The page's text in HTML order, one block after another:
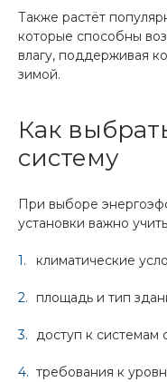
Также растёт
которые способны
влагу, поддерживая
зимой.
Как
систему
При выборе
установки важно
климатические
площадь и тип
доступ к системам
требования к